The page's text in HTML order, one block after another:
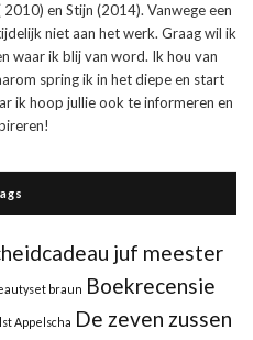
en Stijn (2014). Vanwege een
niet aan het werk. Graag wil ik
waar ik blij van word. Ik hou van
spring ik in het diepe en start
ik hoop jullie ook te informeren en
juf meester
braun Boekrecensie
Appelscha De zeven zussen